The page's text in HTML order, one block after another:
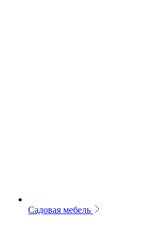
Садовая мебель